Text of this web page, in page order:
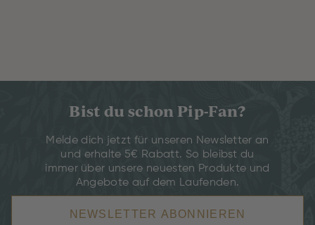
Bist du schon Pip-Fan?
Melde dich jetzt für unseren Newsletter an
und erhalte 5€ Rabatt. So bleibst du
immer über unsere neuesten Produkte und
Angebote auf dem Laufenden.
NEWSLETTER ABONNIEREN